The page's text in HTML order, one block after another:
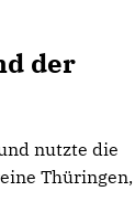
der
nutzte die